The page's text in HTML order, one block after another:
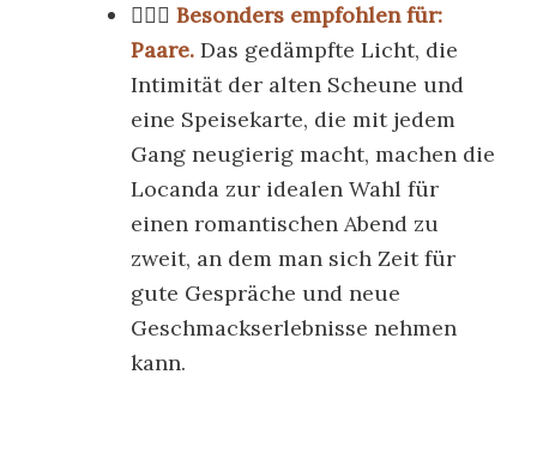
👩‍❤️‍👨 Besonders empfohlen für:
Paare.Das gedämpfte Licht, die
Intimität der alten Scheune und
eine Speisekarte, die mit jedem
Gang neugierig macht, machen die
Locanda zur idealen Wahl für
einen romantischen Abend zu
zweit, an dem man sich Zeit für
gute Gespräche und neue
Geschmackserlebnisse nehmen
kann.